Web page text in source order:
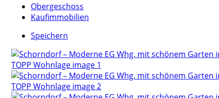
Obergeschoss
Kaufimmobilien
Speichern